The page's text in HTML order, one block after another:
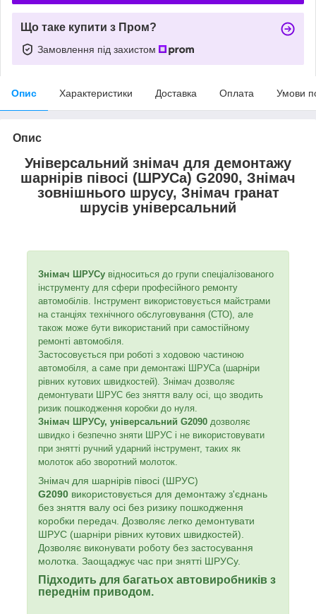
Що таке купити з Пром?
Замовлення під захистом
Опис Характеристики Доставка Оплата Умови
Опис
Універсальний знімач для демонтажу
шарнірів півосі (ШРУСа) G2090, Знімач
зовнішнього шрусу, Знімач гранат
шрусів універсальний
Знімач ШРУСу відноситься до групи спеціалізованого
інструменту для сфери професійного ремонту
автомобілів. Інструмент використовується майстрами
на станціях технічного обслуговування (СТО), але
також може бути використаний при самостійному
ремонті автомобіля.
Застосовується при роботі з ходовою частиною
автомобіля, а саме при демонтажі ШРУСа (шарніри
рівних кутових швидкостей). Знімач дозволяє
демонтувати ШРУС без зняття валу осі, що зводить
ризик пошкодження коробки до нуля.
Знімач ШРУСу, універсальний G2090 дозволяє
швидко і безпечно зняти ШРУС і не використовувати
при знятті ручний ударний інструмент, таких як
молоток або зворотний молоток.
Знімач для шарнірів півосі (ШРУС)
G2090 використовується для демонтажу з'єднань
без зняття валу осі без ризику пошкодження
коробки передач. Дозволяє легко демонтувати
ШРУС (шарніри рівних кутових швидкостей).
Дозволяє виконувати роботу без застосування
молотка. Заощаджує час при знятті ШРУСу.
Підходить для багатьох автовиробників з
переднім приводом.